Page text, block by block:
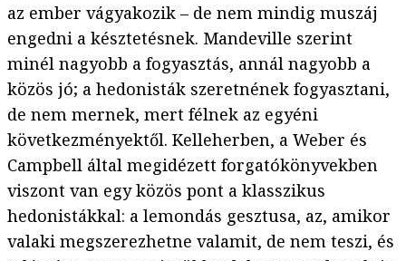
az ember vágyakozik – de nem mindig muszáj
engedni a késztetésnek. Mandeville szerint
minél nagyobb a fogyasztás, annál nagyobb a
közös jó; a hedonisták szeretnének fogyasztani,
de nem mernek, mert félnek az egyéni
következményektől. Kelleherben, a Weber és
Campbell által megidézett forgatókönyvekben
viszont van egy közös pont a klasszikus
hedonistákkal: a lemondás gesztusa, az, amikor
valaki megszerezhetne valamit, de nem teszi, és